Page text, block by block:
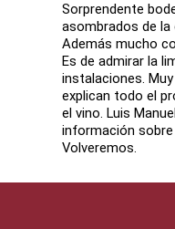
Sorprendente
asombrados de la
Además mucho
Es de admirar la
instalaciones.
explican todo el
el vino. Luis
información
Volveremos.